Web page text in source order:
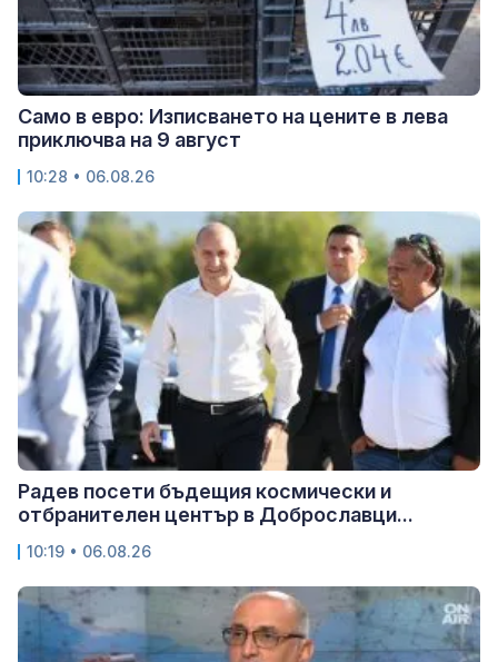
Само в евро: Изписването на цените в лева
приключва на 9 август
10:28 • 06.08.26
Радев посети бъдещия космически и
отбранителен център в Доброславци...
10:19 • 06.08.26